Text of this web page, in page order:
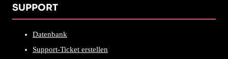
SUPPORT
Datenbank
Support-Ticket erstellen